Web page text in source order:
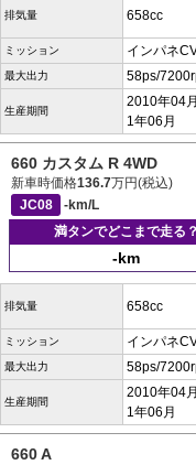
排気量 658cc
ミッション インパネ
最大出力 58ps/
生産期間
2010年04
1年06月
660 カスタム R 4WD
新車時価格136.7万円(税込)
JC08
-km/L
満タンでどこまで走る？
-km
排気量 658cc
ミッション インパネ
最大出力 58ps/
生産期間
2010年04
1年06月
660 A